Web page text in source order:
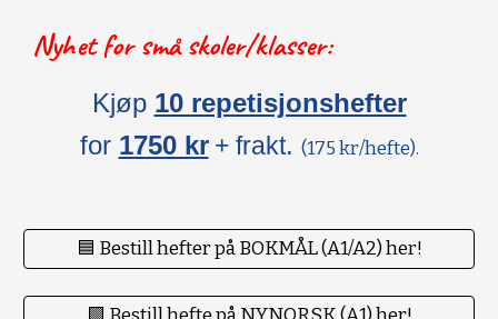
Nyhet for små skoler/klasser:
Kjøp 10 repetisjonshefter
for 1750 kr + frakt. (175 kr/hefte).
🟦 Bestill hefter på BOKMÅL (A1/A2) her!